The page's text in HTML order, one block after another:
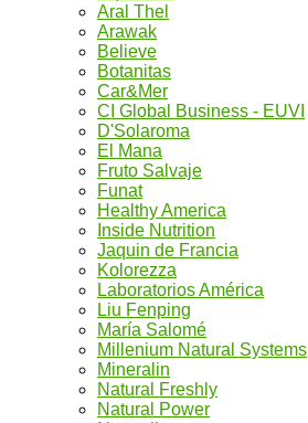
Aral Thel
Arawak
Believe
Botanitas
Car&Mer
CI Global Business - EUVI
D'Solaroma
El Mana
Fruto Salvaje
Funat
Healthy America
Inside Nutrition
Jaquin de Francia
Kolorezza
Laboratorios América
Liu Fenping
María Salomé
Millenium Natural Systems
Mineralin
Natural Freshly
Natural Power